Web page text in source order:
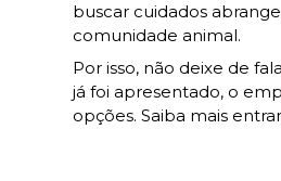
buscar cuidados
comunidade animal.
Por isso, não deixe de
já foi apresentado, o
opções. Saiba mais